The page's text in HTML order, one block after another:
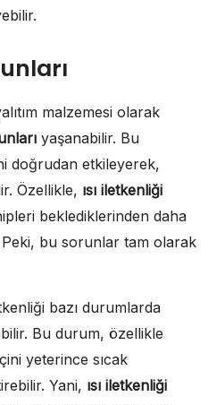
malzemesi olarak
yaşanabilir. Bu
doğrudan etkileyerek,
Özellikle, ısı iletkenliği
beklediklerinden daha
bu sorunlar tam olarak
bazı durumlarda
Bu durum, özellikle
yeterince sıcak
Yani, ısı iletkenliği